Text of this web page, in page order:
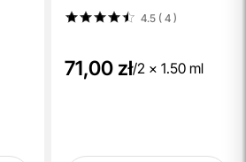
4.5 ( 4)
71,00 zł/2 x 1.50 ml